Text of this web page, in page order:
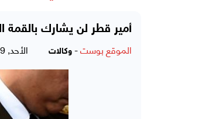
أمير قطر لن يشارك بالقمة
الموقع بوست- وكالات الأحد, 09 ديسمبر, 2018 - 09:37 صباحاً